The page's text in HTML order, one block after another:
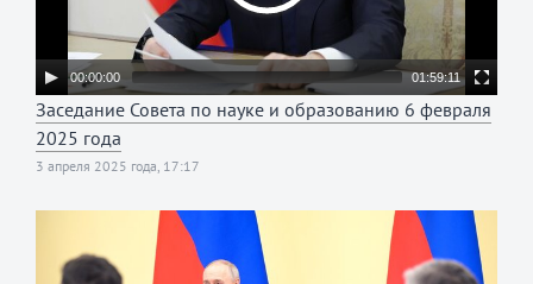
00:00:00 01:59:11
Заседание Совета по науке и образованию 6 февраля
2025 года
3 апреля 2025 года, 17:17